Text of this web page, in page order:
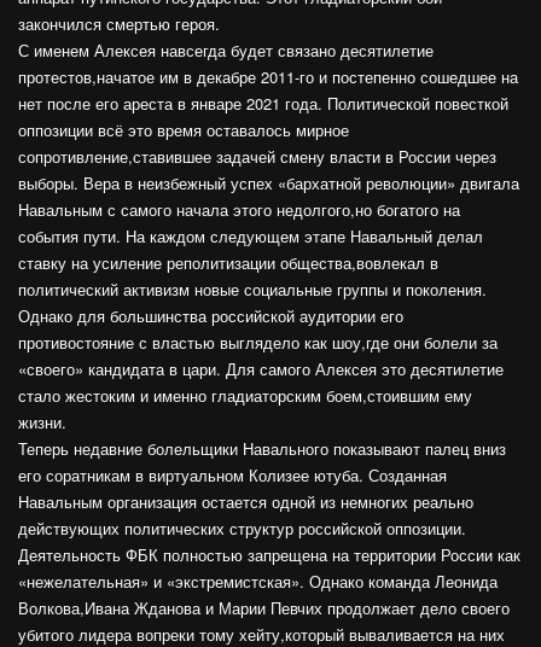
закончился смертью героя.
С именем Алексея навсегда будет связано десятилетие
протестов,начатое им в декабре 2011-го и постепенно сошедшее на
нет после его ареста в январе 2021 года. Политической повесткой
оппозиции всё это время оставалось мирное
сопротивление,ставившее задачей смену власти в России через
выборы. Вера в неизбежный успех «бархатной революции» двигала
Навальным с самого начала этого недолгого,но богатого на
события пути. На каждом следующем этапе Навальный делал
ставку на усиление реполитизации общества,вовлекал в
политический активизм новые социальные группы и поколения.
Однако для большинства российской аудитории его
противостояние с властью выглядело как шоу,где они болели за
«своего» кандидата в цари. Для самого Алексея это десятилетие
стало жестоким и именно гладиаторским боем,стоившим ему
жизни.
Теперь недавние болельщики Навального показывают палец вниз
его соратникам в виртуальном Колизее ютуба. Созданная
Навальным организация остается одной из немногих реально
действующих политических структур российской оппозиции.
Деятельность ФБК полностью запрещена на территории России как
«нежелательная» и «экстремистская». Однако команда Леонида
Волкова,Ивана Жданова и Марии Певчих продолжает дело своего
убитого лидера вопреки тому хейту,который вываливается на них